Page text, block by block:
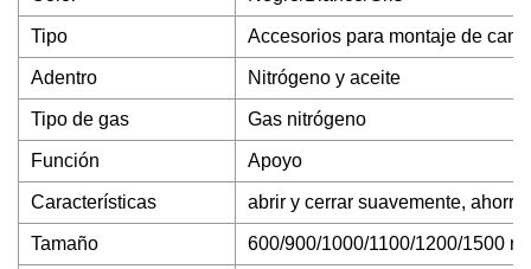
Tipo Accesorios para montaje de
Adentro Nitrógeno y aceite
Tipo de gas Gas nitrógeno
Función Apoyo
Características abrir y cerrar suavemente,
Tamaño 600/900/1000/1100/1200/1500